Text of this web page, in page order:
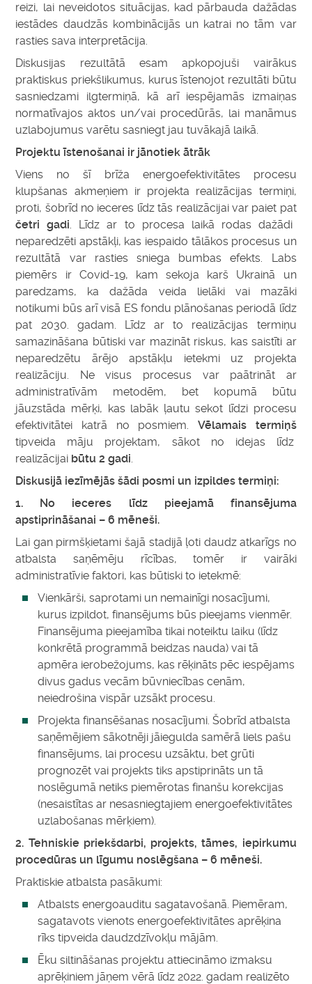
reizi, lai neveidotos situācijas, kad pārbauda dažādas
iestādes daudzās kombinācijās un katrai no tām var
rasties sava interpretācija.
Diskusijas rezultātā esam apkopojuši vairākus
praktiskus priekšlikumus, kurus īstenojot rezultāti būtu
sasniedzami ilgtermiņā, kā arī iespējamās izmaiņas
normatīvajos aktos un/vai procedūrās, lai manāmus
uzlabojumus varētu sasniegt jau tuvākajā laikā.
Projektu īstenošanai ir jānotiek ātrāk
Viens no šī brīža energoefektivitātes procesu
klupšanas akmeņiem ir projekta realizācijas termiņi,
proti, šobrīd no ieceres līdz tās realizācijai var paiet pat
četri gadi. Līdz ar to procesa laikā rodas dažādi
neparedzēti apstākļi, kas iespaido tālākos procesus un
rezultātā var rasties sniega bumbas efekts. Labs
piemērs ir Covid-19, kam sekoja karš Ukrainā un
paredzams, ka dažāda veida lielāki vai mazāki
notikumi būs arī visā ES fondu plānošanas periodā līdz
pat 2030. gadam. Līdz ar to realizācijas termiņu
samazināšana būtiski var mazināt riskus, kas saistīti ar
neparedzētu ārējo apstākļu ietekmi uz projekta
realizāciju. Ne visus procesus var paātrināt ar
administratīvām metodēm, bet kopumā būtu
jāuzstāda mērķi, kas labāk ļautu sekot līdzi procesu
efektivitātei katrā no posmiem. Vēlamais termiņš
tipveida māju projektam, sākot no idejas līdz
realizācijai būtu 2 gadi.
Diskusijā iezīmējās šādi posmi un izpildes termiņi:
1. No ieceres līdz pieejamā finansējuma
apstiprināšanai – 6 mēneši.
Lai gan pirmšķietami šajā stadijā ļoti daudz atkarīgs no
atbalsta saņēmēju rīcības, tomēr ir vairāki
administratīvie faktori, kas būtiski to ietekmē:
Vienkārši, saprotami un nemainīgi nosacījumi,
kurus izpildot, finansējums būs pieejams vienmēr.
Finansējuma pieejamība tikai noteiktu laiku (līdz
konkrētā programmā beidzas nauda) vai tā
apmēra ierobežojums, kas rēķināts pēc iespējams
divus gadus vecām būvniecības cenām,
neiedrošina vispār uzsākt procesu.
Projekta finansēšanas nosacījumi. Šobrīd atbalsta
saņēmējiem sākotnēji jāiegulda samērā liels pašu
finansējums, lai procesu uzsāktu, bet grūti
prognozēt vai projekts tiks apstiprināts un tā
noslēgumā netiks piemērotas finanšu korekcijas
(nesaistītas ar nesasniegtajiem energoefektivitātes
uzlabošanas mērķiem).
2. Tehniskie priekšdarbi, projekts, tāmes, iepirkumu
procedūras un līgumu noslēgšana – 6 mēneši.
Praktiskie atbalsta pasākumi:
Atbalsts energoauditu sagatavošanā. Piemēram,
sagatavots vienots energoefektivitātes aprēķina
rīks tipveida daudzdzīvokļu mājām.
Ēku siltināšanas projektu attiecināmo izmaksu
aprēķiniem jāņem vērā līdz 2022. gadam realizēto